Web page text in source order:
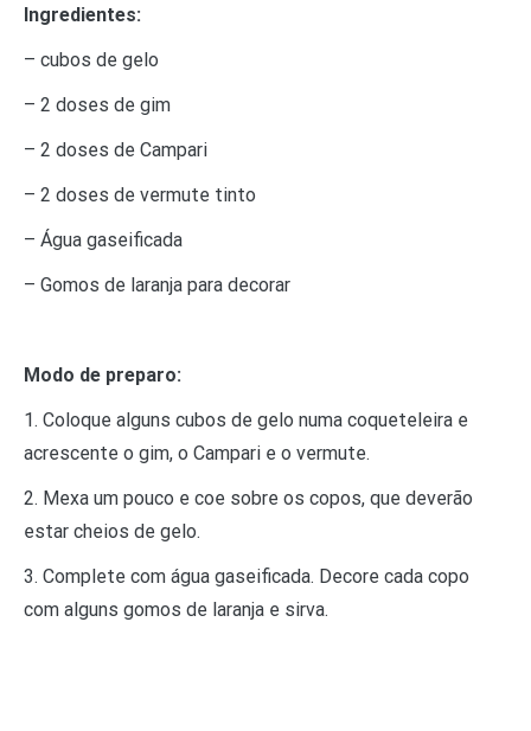
Ingredientes:
– cubos de gelo
– 2 doses de gim
– 2 doses de Campari
– 2 doses de vermute tinto
– Água gaseificada
– Gomos de laranja para decorar
Modo de preparo:
1. Coloque alguns cubos de gelo numa coqueteleira e
acrescente o gim, o Campari e o vermute.
2. Mexa um pouco e coe sobre os copos, que deverão
estar cheios de gelo.
3. Complete com água gaseificada. Decore cada copo
com alguns gomos de laranja e sirva.